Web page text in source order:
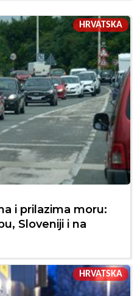
HRVATSKA
i prilazima moru:
Sloveniji i na
HRVATSKA